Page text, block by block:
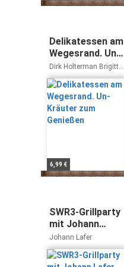
Delikatessen am
Wegesrand. Un-
Kräuter zum
Genießen
Dirk Holterman Brigitte
Klemme
6,99 €
SWR3-Grillparty
mit Johann
Lafer
Johann Lafer